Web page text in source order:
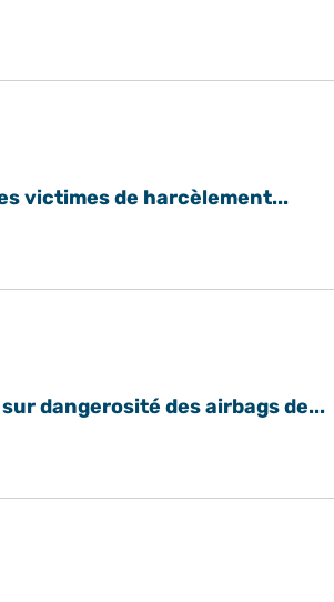
victimes de harcèlement...
dangerosité des airbags de...